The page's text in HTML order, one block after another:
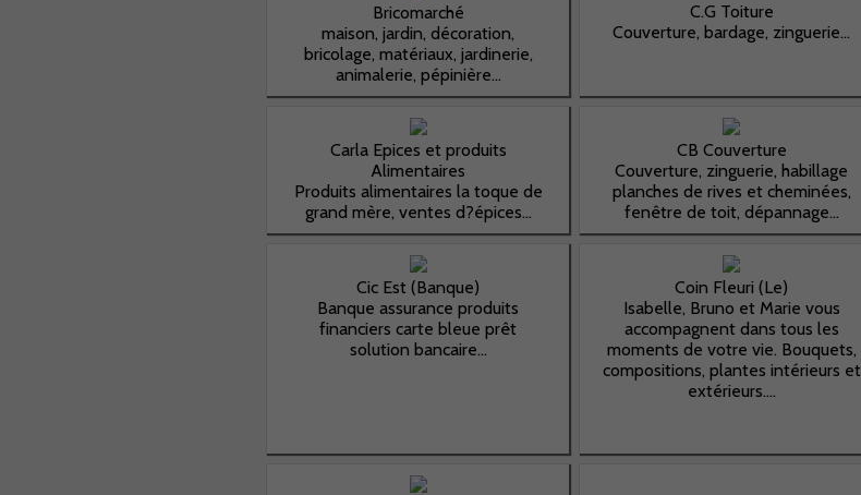
Bricomarché
maison, jardin, décoration,
bricolage, matériaux, jardinerie,
animalerie, pépinière...
C.G Toiture
Couverture, bardage, zinguerie...
Carla Epices et produits
Alimentaires
Produits alimentaires la toque de
grand mère, ventes d?épices...
CB Couverture
Couverture, zinguerie, habillage
planches de rives et cheminées,
fenêtre de toit, dépannage...
Cic Est (Banque)
Banque assurance produits
financiers carte bleue prêt
solution bancaire...
Coin Fleuri (Le)
Isabelle, Bruno et Marie vous
accompagnent dans tous les
moments de votre vie. Bouquets,
compositions, plantes intérieurs et
extérieurs....